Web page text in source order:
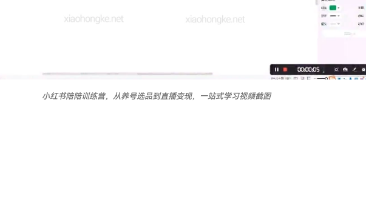
小红书陪陪训练营，从养号选品到直播变现，一站式学习视频截图